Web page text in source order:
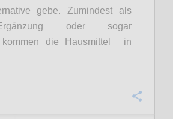
gebe. Zumindest als
oder sogar
kommen die Hausmittel in